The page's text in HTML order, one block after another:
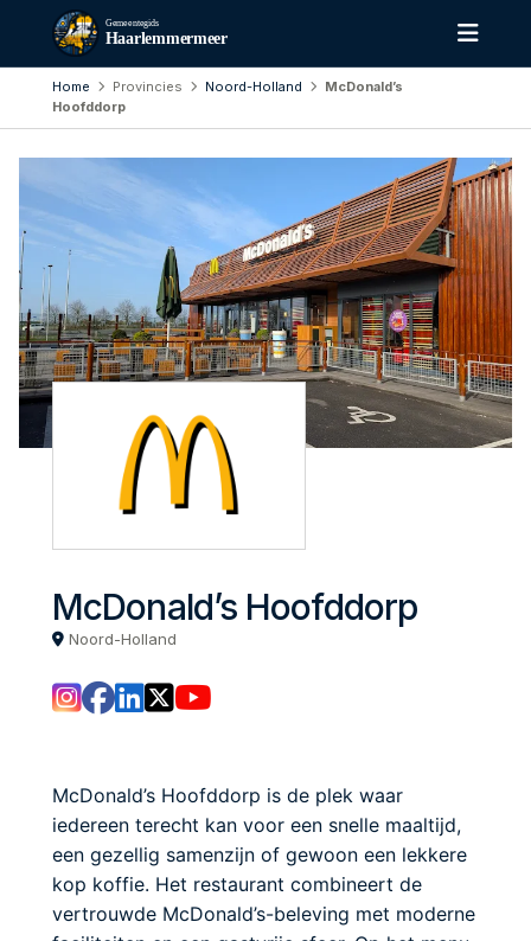
Gemeentegids
Haarlemmermeer
Home Provincies Noord-Holland
McDonald’s
Hoofddorp
McDonald’s Hoofddorp
Noord-Holland
McDonald’s Hoofddorp is de plek waar
iedereen terecht kan voor een snelle maaltijd,
een gezellig samenzijn of gewoon een lekkere
kop koffie. Het restaurant combineert de
vertrouwde McDonald’s-beleving met moderne